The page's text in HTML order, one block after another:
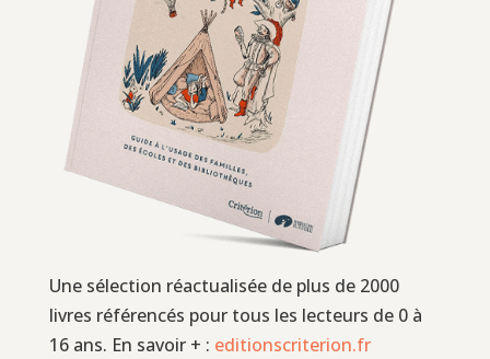
Une sélection réactualisée de plus de 2000
livres référencés pour tous les lecteurs de 0 à
16 ans. En savoir + : editionscriterion.fr